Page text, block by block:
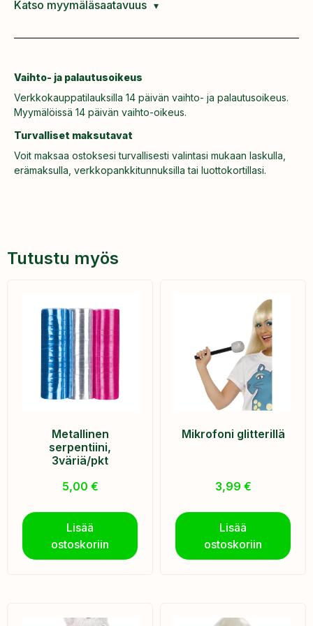
Katso myymäläsaatavuus
Vaihto- ja palautusoikeus
Verkkokauppatilauksilla 14 päivän vaihto- ja palautusoikeus.
Myymälöissä 14 päivän vaihto-oikeus.
Turvalliset maksutavat
Voit maksaa ostoksesi turvallisesti valintasi mukaan laskulla,
erämaksulla, verkkopankkitunnuksilla tai luottokortillasi.
Tutustu myös
Metallinen
serpentiini,
3väriä/pkt
5,00 €
Lisää
ostoskoriin
Mikrofoni glitterillä
3,99 €
Lisää
ostoskoriin